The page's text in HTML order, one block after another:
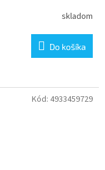
A
R
M
O
skladom
Do košíka
Kód: 4933459729